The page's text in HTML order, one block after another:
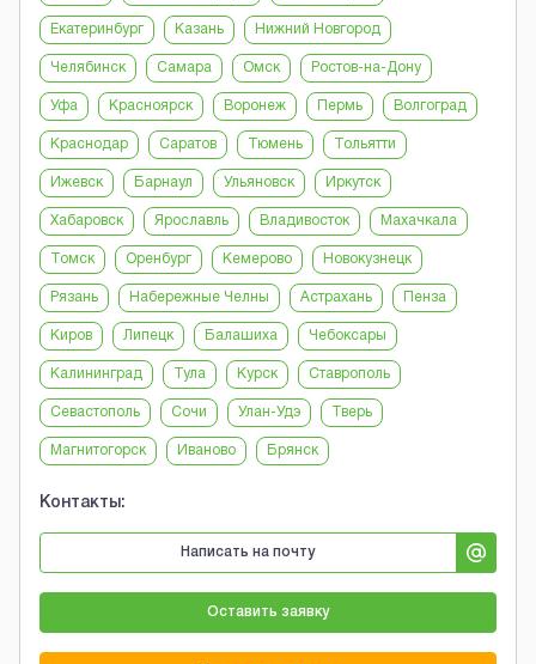
Екатеринбург Казань Нижний Новгород
Челябинск Самара Омск Ростов-на-Дону
Уфа Красноярск Воронеж Пермь Волгоград
Краснодар Саратов Тюмень Тольятти
Ижевск Барнаул Ульяновск Иркутск
Хабаровск Ярославль Владивосток Махачкала
Томск Оренбург Кемерово Новокузнецк
Рязань Набережные Челны Астрахань Пенза
Киров Липецк Балашиха Чебоксары
Калининград Тула Курск Ставрополь
Севастополь Сочи Улан-Удэ Тверь
Магнитогорск Иваново Брянск
Контакты:
Написать на почту
Оставить заявку